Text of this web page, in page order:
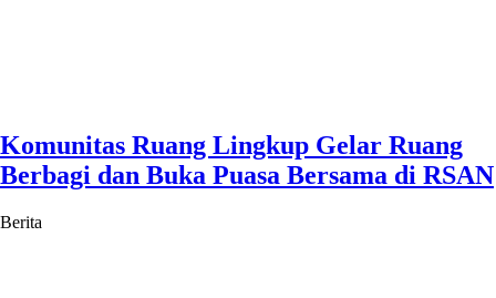
Komunitas Ruang Lingkup Gelar Ruang
Berbagi dan Buka Puasa Bersama di RSAN
Berita